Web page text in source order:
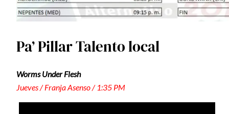
Pa’ Pillar Talento local
Worms Under Flesh
Jueves / Franja Asenso / 1:35 PM